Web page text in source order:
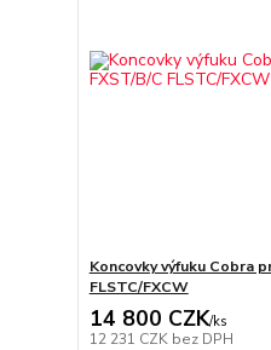
Koncovky výfuku Cobra
FLSTC/FXCW
14 800 CZK/ks
12 231 CZK bez DPH